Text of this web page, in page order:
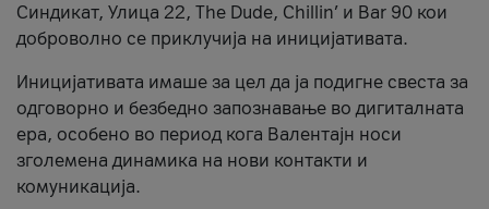
Синдикат, Улица 22, The Dude, Chillin’ и Bar 90 кои
доброволно се приклучија на иницијативата.
Иницијативата имаше за цел да ја подигне свеста за
одговорно и безбедно запознавање во дигиталната
ера, особено во период кога Валентајн носи
зголемена динамика на нови контакти и
комуникација.